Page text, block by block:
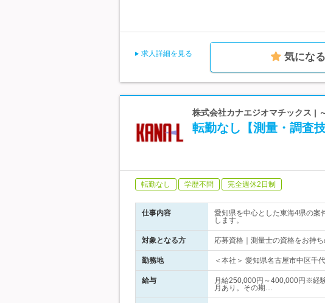
求人詳細を見る 気になる
株式会社カナエジオマチックス |
転勤なし【測量・調査技
転勤なし 学歴不問 完全週休2日制
仕事内容
愛知県を中心とした東海4県の案
します。
対象となる方 応募資格｜測量士の資格をお持
勤務地 ＜本社＞ 愛知県名古屋市中区
給与
月給250,000円～400,000円※経
月あり。その期…